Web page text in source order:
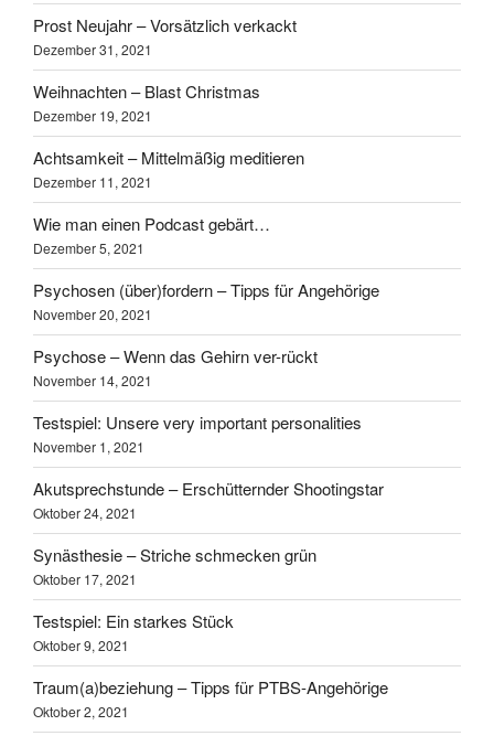
Prost Neujahr – Vorsätzlich verkackt
Dezember 31, 2021
Weihnachten – Blast Christmas
Dezember 19, 2021
Achtsamkeit – Mittelmäßig meditieren
Dezember 11, 2021
Wie man einen Podcast gebärt…
Dezember 5, 2021
Psychosen (über)fordern – Tipps für Angehörige
November 20, 2021
Psychose – Wenn das Gehirn ver-rückt
November 14, 2021
Testspiel: Unsere very important personalities
November 1, 2021
Akutsprechstunde – Erschütternder Shootingstar
Oktober 24, 2021
Synästhesie – Striche schmecken grün
Oktober 17, 2021
Testspiel: Ein starkes Stück
Oktober 9, 2021
Traum(a)beziehung – Tipps für PTBS-Angehörige
Oktober 2, 2021